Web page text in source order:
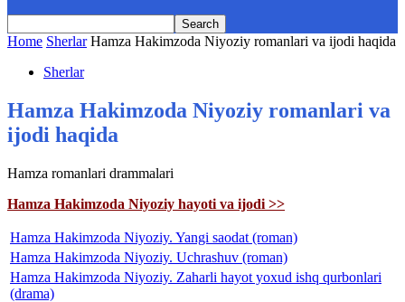
Home Sherlar Hamza Hakimzoda Niyoziy romanlari va ijodi haqida
Sherlar
Hamza Hakimzoda Niyoziy romanlari va
ijodi haqida
Hamza romanlari drammalari
Hamza Hakimzoda Niyoziy hayoti va ijodi >>
Hamza Hakimzoda Niyoziy. Yangi saodat (roman)
Hamza Hakimzoda Niyoziy. Uchrashuv (roman)
Hamza Hakimzoda Niyoziy. Zaharli hayot yoxud ishq qurbonlari
(drama)